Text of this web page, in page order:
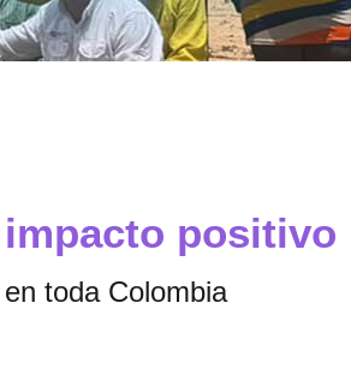
impacto positivo
toda Colombia